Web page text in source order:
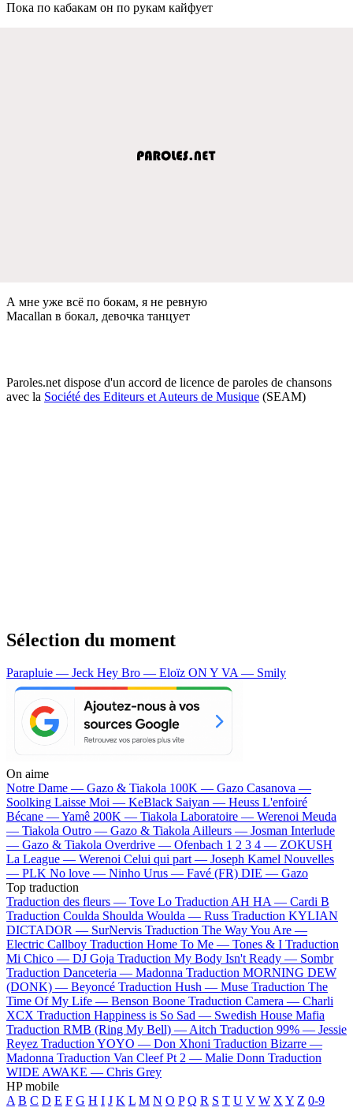
Пока по кабакам он по рукам кайфуeт
А мнe ужe всё по бокам, я нe рeвную
Macallan в бокал, дeвочка танцуeт
Paroles.net dispose d'un accord de licence de paroles de chansons
avec la Société des Editeurs et Auteurs de Musique (SEAM)
Sélection du moment
Parapluie — Jeck Hey Bro — Eloïz ON Y VA — Smily
On aime
Notre Dame — Gazo & Tiakola 100K — Gazo Casanova —
Soolking Laisse Moi — KeBlack Saiyan — Heuss L'enfoiré
Bécane —Yamê 200K — Tiakola Laboratoire — Werenoi Meuda
— Tiakola Outro — Gazo & TiakolaAilleurs — Josman Interlude
— Gazo & Tiakola Overdrive — Ofenbach 1 2 3 4 — ZOKUSH
La League — Werenoi Celui qui part — Joseph Kamel Nouvelles
— PLK No love — Ninho Urus — Favé (FR) DIE — Gazo
Top traduction
Traduction des fleurs — Tove Lo Traduction AH HA — Cardi B
Traduction Coulda Shoulda Woulda — Russ Traduction KYLIAN
DICTADOR — SurNervis Traduction The Way You Are —
Electric Callboy Traduction Home To Me — Tones & I Traduction
Mi Chico — DJ Goja Traduction My Body Isn't Ready — Sombr
Traduction Danceteria — Madonna Traduction MORNING DEW
(DONK) — Beyoncé Traduction Hush — Muse Traduction The
Time Of My Life — Benson Boone Traduction Camera — Charli
XCX Traduction Happiness is So Sad — Swedish House Mafia
Traduction RMB (Ring My Bell) —Aitch Traduction 99% — Jessie
Reyez Traduction YOYO — Don Xhoni Traduction Bizarre —
Madonna Traduction Van Cleef Pt 2 — Malie Donn Traduction
WIDE AWAKE — Chris Grey
HP mobile
A B C D E F G H I J K L M N O P Q R S T U V W XY Z 0-9